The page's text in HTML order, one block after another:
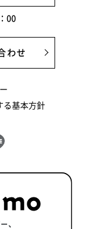
00
わせ
る基本方針